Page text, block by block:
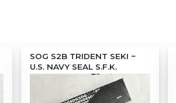
SOG S2B TRIDENT SEKI ~
U.S. NAVY SEAL S.F.K.